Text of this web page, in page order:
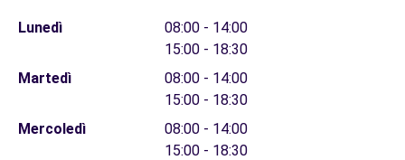
Lunedì
08:00 - 14:00
15:00 - 18:30
Martedì
08:00 - 14:00
15:00 - 18:30
Mercoledì
08:00 - 14:00
15:00 - 18:30